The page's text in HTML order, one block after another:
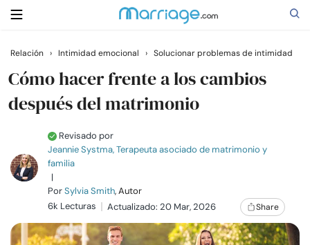
Buscar
Relaciones
Familia
Relación › Intimidad emocional › Solucionar problemas de intimidad
Cómo hacer frente a los cambios
después del matrimonio
Revisado por
Jeannie Systma, Terapeuta asociado de matrimonio y
familia
|
PorSylvia Smith, Autor
6k Lecturas
Actualizado: 20 Mar, 2026 Share